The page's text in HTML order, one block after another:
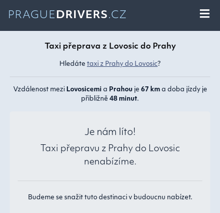
PRAGUE DRIVERS.CZ
Taxi přeprava z Lovosic do Prahy
Hledáte taxi z Prahy do Lovosic?
Vzdálenost mezi Lovosicemi a Prahou je 67 kma doba jízdy je
přibližně 48 minut.
Je nám líto!
Taxi přepravu z Prahy do Lovosic
nenabízíme.
Budeme se snažit tuto destinaci v budoucnu nabízet.